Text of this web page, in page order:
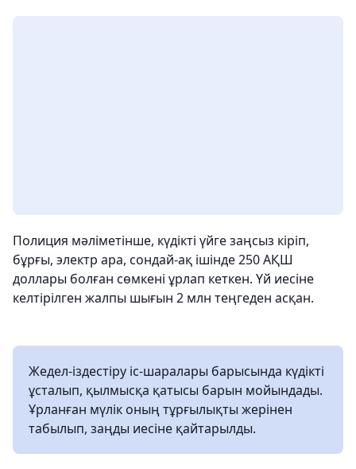
Полиция мәліметінше, күдікті үйге заңсыз кіріп,
бұрғы, электр ара, сондай-ақ ішінде 250 АҚШ
доллары болған сөмкені ұрлап кеткен. Үй иесіне
келтірілген жалпы шығын 2 млн теңгеден асқан.
Жедел-іздестіру іс-шаралары барысында күдікті
ұсталып, қылмысқа қатысы барын мойындады.
Ұрланған мүлік оның тұрғылықты жерінен
табылып, заңды иесіне қайтарылды.